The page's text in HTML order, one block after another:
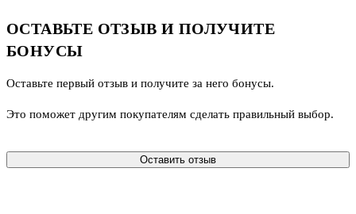
ОСТАВЬТЕ ОТЗЫВ И ПОЛУЧИТЕ
БОНУСЫ
Оставьте первый отзыв и получите за него бонусы.
Это поможет другим покупателям сделать правильный выбор.
Оставить отзыв